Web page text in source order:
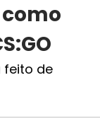
como
feito de